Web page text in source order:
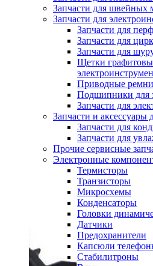
Запчасти для швейных
Запчасти для
Запчасти для
Запчасти для
Запчасти для
Щетки
Приводные ремни
Подшипники для
Запчасти для
Запчасти и аксессуары
Запчасти для
Запчасти для
Прочие сервисные
Электронные
Термисторы
Транзисторы
Микросхемы
Конденсаторы
Головки
Датчики
Предохранители
Капсюли
Стабилитроны